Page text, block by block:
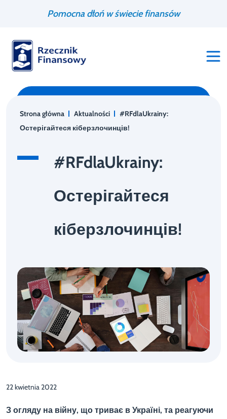
Pomocna dłoń w świecie finansów
Strona główna Aktualności
#RFdlaUkrainy:
Остерігайтеся кіберзлочинців!
#RFdlaUkrainy:
Остерігайтеся
кіберзлочинців!
22 kwietnia 2022
З огляду на війну, що триває в Україні, та реагуючи